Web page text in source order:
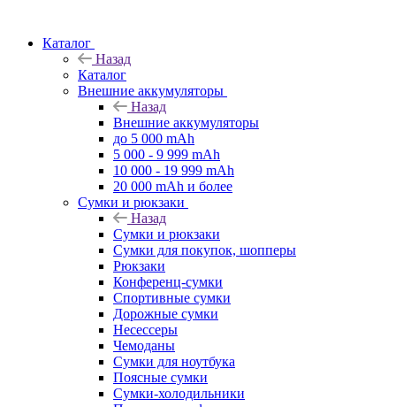
Каталог
Назад
Каталог
Внешние аккумуляторы
Назад
Внешние аккумуляторы
до 5 000 mAh
5 000 - 9 999 mAh
10 000 - 19 999 mAh
20 000 mAh и более
Сумки и рюкзаки
Назад
Сумки и рюкзаки
Сумки для покупок, шопперы
Рюкзаки
Конференц-сумки
Спортивные сумки
Дорожные сумки
Несессеры
Чемоданы
Сумки для ноутбука
Поясные сумки
Сумки-холодильники